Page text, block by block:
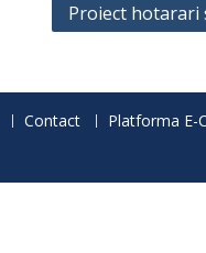
Proiect hotarari
Contact
Platforma E-